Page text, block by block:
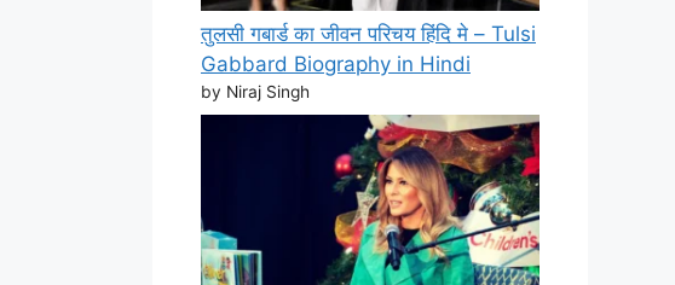
तुलसी गबार्ड का जीवन परिचय हिंदि मे – Tulsi
Gabbard Biography in Hindi
by Niraj Singh